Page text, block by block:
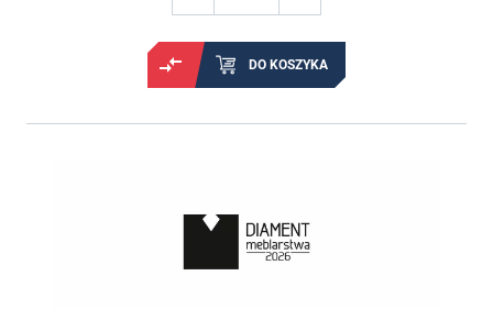
DO KOSZYKA